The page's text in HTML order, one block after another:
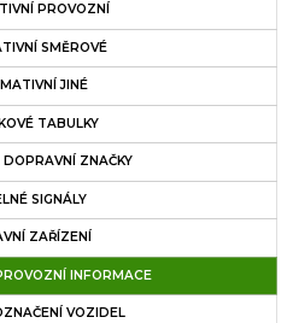
PROVOZNÍ
SMĚROVÉ
JINÉ
TABULKY
ZNAČKY
SIGNÁLY
ZAŘÍZENÍ
INFORMACE
VOZIDEL